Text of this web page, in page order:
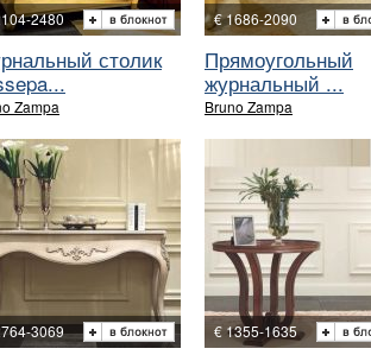
2480
столик
Zampa
€ 1686-2090
Прямоугольный
журнальный ...
Bruno Zampa
3069 € 1355-1635